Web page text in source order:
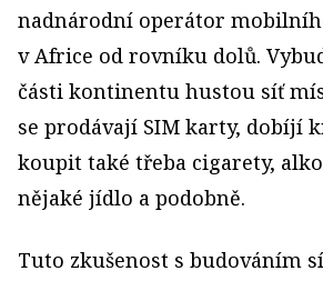
nadnárodní operátor
v Africe od rovníku dolů.
části kontinentu hustou síť
se prodávají SIM karty, dobíjí
koupit také třeba cigarety,
nějaké jídlo a podobně.
Tuto zkušenost s budováním